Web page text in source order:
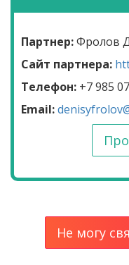
Партнер:Фролов
Сайт партнера:
Телефон: +7 985
Email:
Не могу